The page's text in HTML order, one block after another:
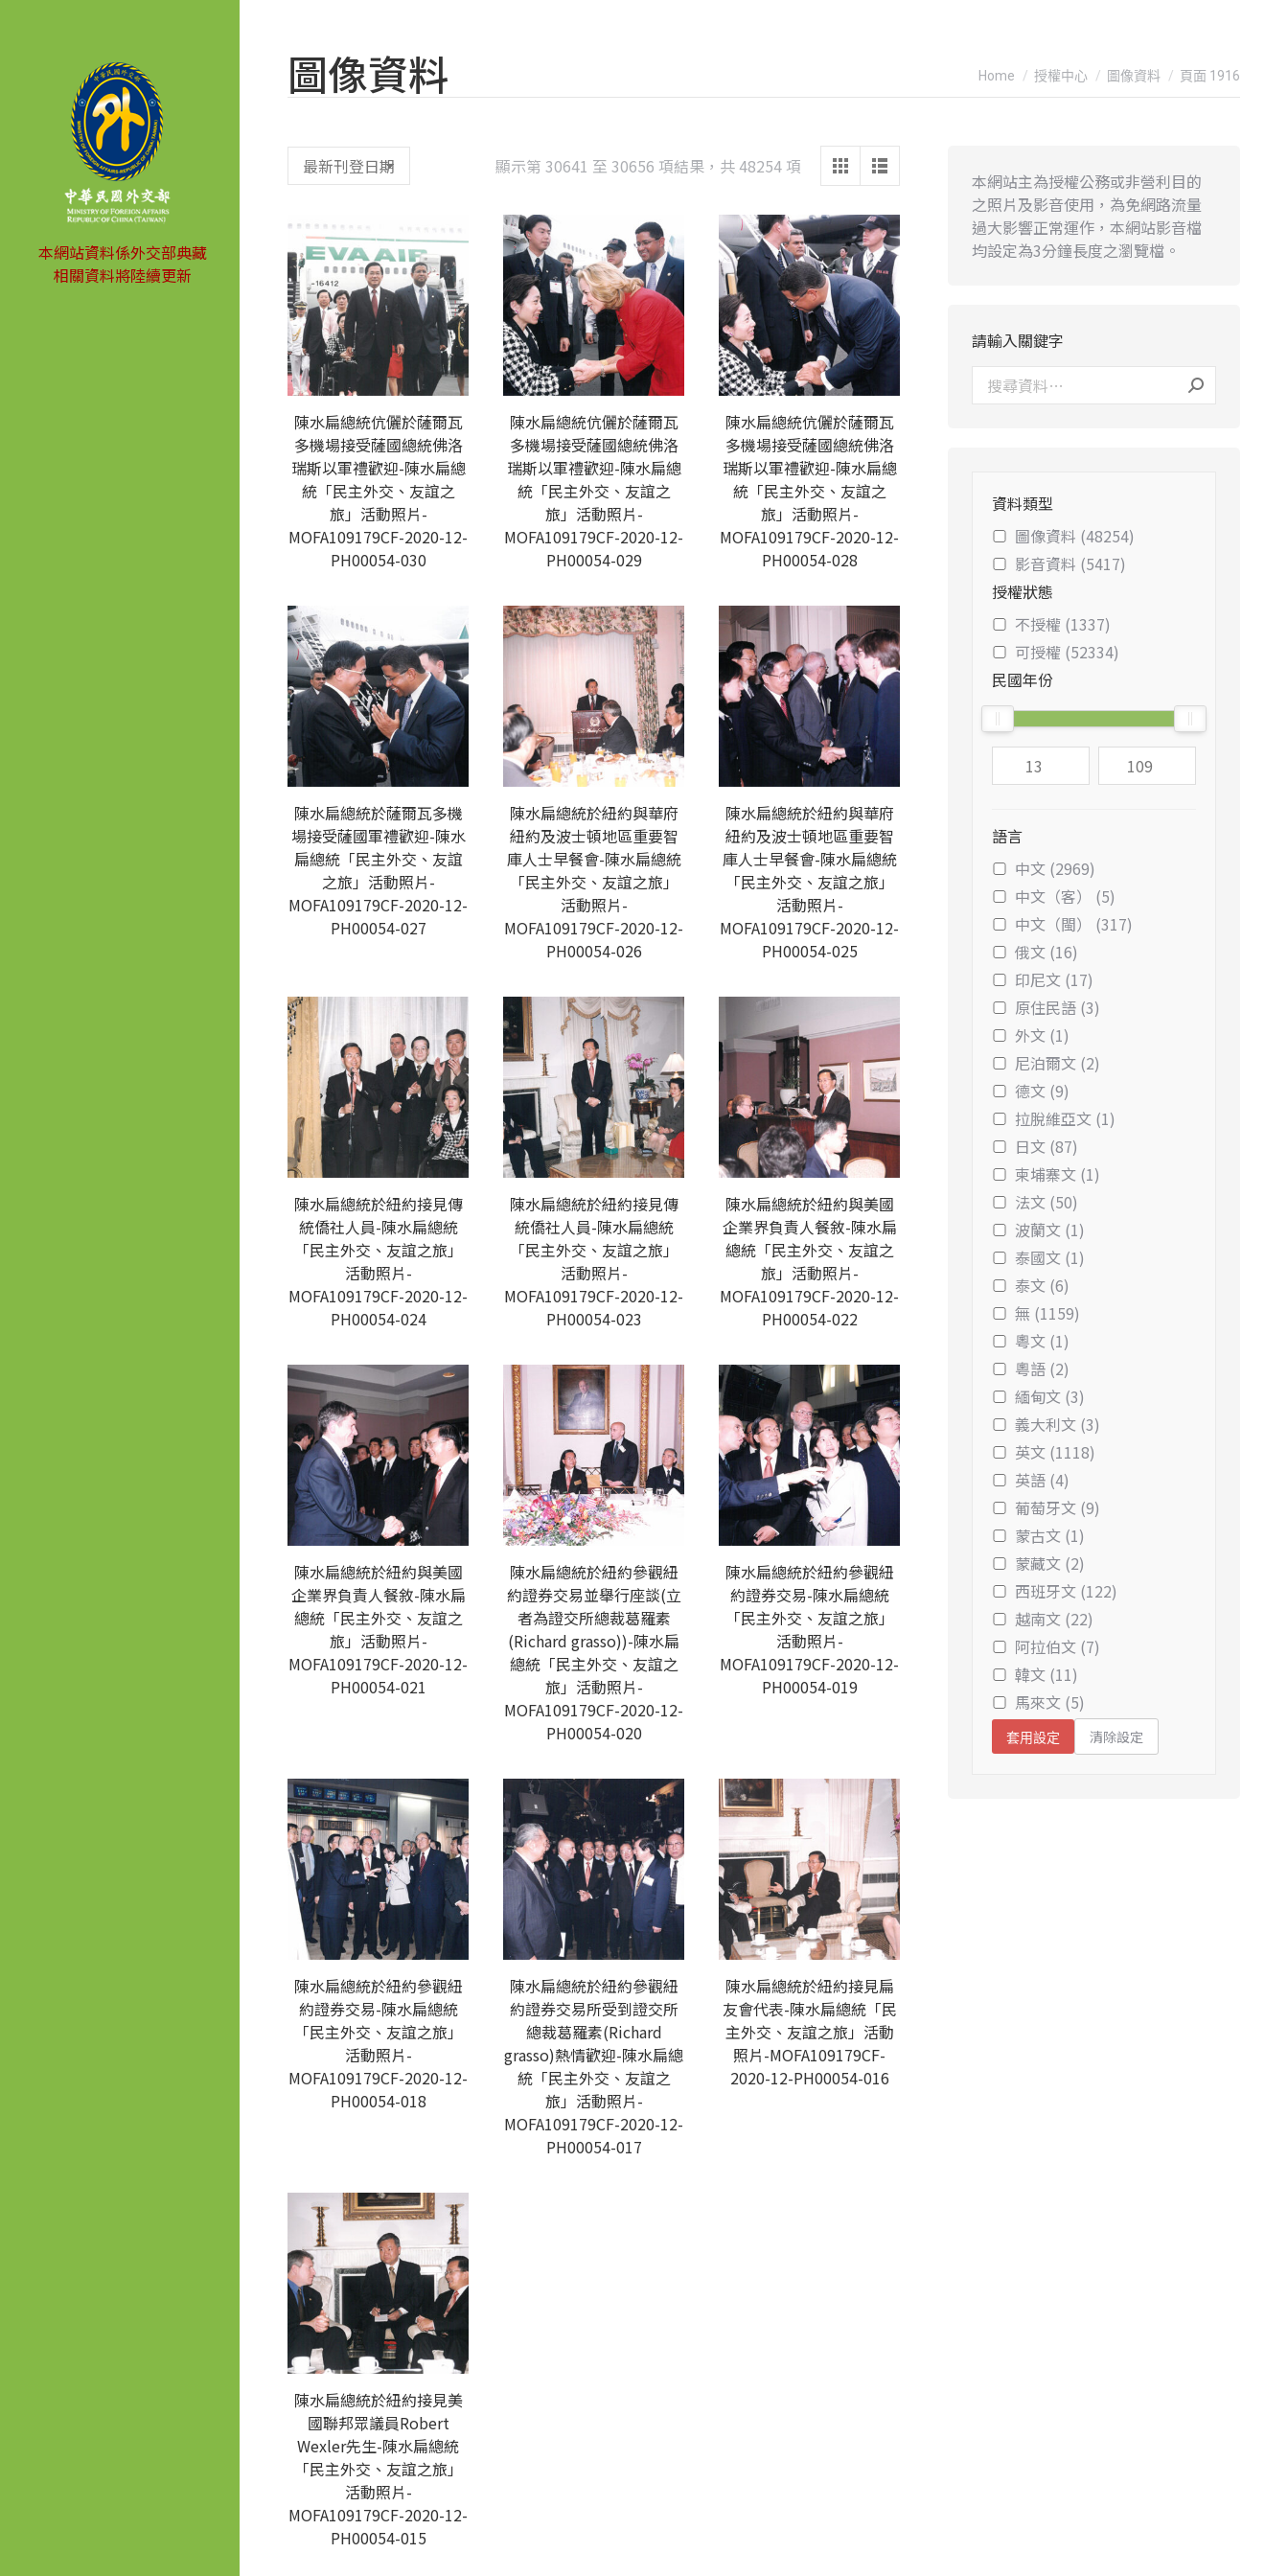
本網站資料係外交部典藏
相關資料將陸續更新
圖像資料 You are here:
Home 授權中心 圖像資料 頁面 1916
顯示第 30641 至 30656 項結果，共 48254 項 Sorted
latest
陳水扁總統伉儷於薩爾瓦
多機場接受薩國總統佛洛
瑞斯以軍禮歡迎-陳水扁總
統「民主外交、友誼之
旅」活動照片-
MOFA109179CF-2020-12-
PH00054-030
陳水扁總統伉儷於薩爾瓦
多機場接受薩國總統佛洛
瑞斯以軍禮歡迎-陳水扁總
統「民主外交、友誼之
旅」活動照片-
MOFA109179CF-2020-12-
PH00054-029
陳水扁總統伉儷於薩爾瓦
多機場接受薩國總統佛洛
瑞斯以軍禮歡迎-陳水扁總
統「民主外交、友誼之
旅」活動照片-
MOFA109179CF-2020-12-
PH00054-028
陳水扁總統於薩爾瓦多機
場接受薩國軍禮歡迎-陳水
扁總統「民主外交、友誼
之旅」活動照片-
MOFA109179CF-2020-12-
PH00054-027
陳水扁總統於紐約與華府
紐約及波士頓地區重要智
庫人士早餐會-陳水扁總統
「民主外交、友誼之旅」
活動照片-
MOFA109179CF-2020-12-
PH00054-026
陳水扁總統於紐約與華府
紐約及波士頓地區重要智
庫人士早餐會-陳水扁總統
「民主外交、友誼之旅」
活動照片-
MOFA109179CF-2020-12-
PH00054-025
陳水扁總統於紐約接見傳
統僑社人員-陳水扁總統
「民主外交、友誼之旅」
活動照片-
MOFA109179CF-2020-12-
PH00054-024
陳水扁總統於紐約接見傳
統僑社人員-陳水扁總統
「民主外交、友誼之旅」
活動照片-
MOFA109179CF-2020-12-
PH00054-023
陳水扁總統於紐約與美國
企業界負責人餐敘-陳水扁
總統「民主外交、友誼之
旅」活動照片-
MOFA109179CF-2020-12-
PH00054-022
陳水扁總統於紐約與美國
企業界負責人餐敘-陳水扁
總統「民主外交、友誼之
旅」活動照片-
MOFA109179CF-2020-12-
PH00054-021
陳水扁總統於紐約參觀紐
約證券交易並舉行座談(立
者為證交所總裁葛羅素
(Richard grasso))-陳水扁
總統「民主外交、友誼之
旅」活動照片-
MOFA109179CF-2020-12-
PH00054-020
陳水扁總統於紐約參觀紐
約證券交易-陳水扁總統
「民主外交、友誼之旅」
活動照片-
MOFA109179CF-2020-12-
PH00054-019
陳水扁總統於紐約參觀紐
約證券交易-陳水扁總統
「民主外交、友誼之旅」
活動照片-
MOFA109179CF-2020-12-
PH00054-018
陳水扁總統於紐約參觀紐
約證券交易所受到證交所
總裁葛羅素(Richard
grasso)熱情歡迎-陳水扁總
統「民主外交、友誼之
旅」活動照片-
MOFA109179CF-2020-12-
PH00054-017
陳水扁總統於紐約接見扁
友會代表-陳水扁總統「民
主外交、友誼之旅」活動
照片-MOFA109179CF-
2020-12-PH00054-016
陳水扁總統於紐約接見美
國聯邦眾議員Robert
Wexler先生-陳水扁總統
「民主外交、友誼之旅」
活動照片-
MOFA109179CF-2020-12-
PH00054-015
本網站主為授權公務或非營利目的
之照片及影音使用，為免網路流量
過大影響正常運作，本網站影音檔
均設定為3分鐘長度之瀏覽檔。
請輸入關鍵字
資料類型
圖像資料 (48254)
影音資料 (5417)
授權狀態
不授權 (1337)
可授權 (52334)
民國年份
語言
中文 (2969)
中文（客） (5)
中文（閩） (317)
俄文 (16)
印尼文 (17)
原住民語 (3)
外文 (1)
尼泊爾文 (2)
德文 (9)
拉脫維亞文 (1)
日文 (87)
柬埔寨文 (1)
法文 (50)
波蘭文 (1)
泰國文 (1)
泰文 (6)
無 (1159)
粵文 (1)
粵語 (2)
緬甸文 (3)
義大利文 (3)
英文 (1118)
英語 (4)
葡萄牙文 (9)
蒙古文 (1)
蒙藏文 (2)
西班牙文 (122)
越南文 (22)
阿拉伯文 (7)
韓文 (11)
馬來文 (5)
套用設定 清除設定